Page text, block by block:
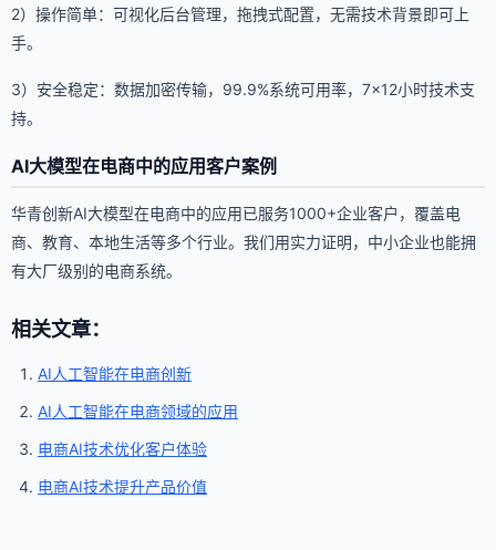
2）操作简单：可视化后台管理，拖拽式配置，无需技术背景即可上
手。
3）安全稳定：数据加密传输，99.9%系统可用率，7×12小时技术支
持。
AI大模型在电商中的应用客户案例
华青创新AI大模型在电商中的应用已服务1000+企业客户，覆盖电
商、教育、本地生活等多个行业。我们用实力证明，中小企业也能拥
有大厂级别的电商系统。
相关文章：
AI人工智能在电商创新
AI人工智能在电商领域的应用
电商AI技术优化客户体验
电商AI技术提升产品价值